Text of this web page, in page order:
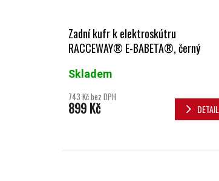
Zadní kufr k elektroskútru
RACCEWAY® E-BABETA®, černý
Skladem
743 Kč bez DPH
899 Kč DETAIL